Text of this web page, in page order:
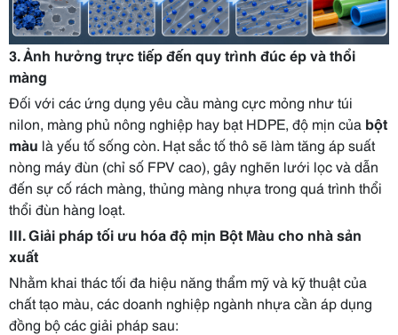
3. Ảnh hưởng trực tiếp đến quy trình đúc ép và thổi
màng
Đối với các ứng dụng yêu cầu màng cực mỏng như túi
nilon, màng phủ nông nghiệp hay bạt HDPE, độ mịn của bột
màu là yếu tố sống còn. Hạt sắc tố thô sẽ làm tăng áp suất
nòng máy đùn (chỉ số FPV cao), gây nghẽn lưới lọc và dẫn
đến sự cố rách màng, thủng màng nhựa trong quá trình thổi
thổi đùn hàng loạt.
III. Giải pháp tối ưu hóa độ mịn Bột Màu cho nhà sản
xuất
Nhằm khai thác tối đa hiệu năng thẩm mỹ và kỹ thuật của
chất tạo màu, các doanh nghiệp ngành nhựa cần áp dụng
đồng bộ các giải pháp sau: